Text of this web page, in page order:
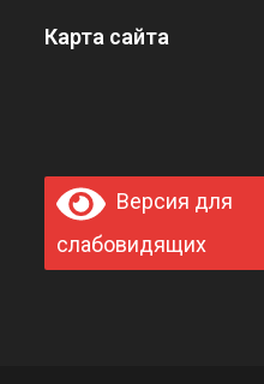
Карта сайта
Версия для
слабовидящих